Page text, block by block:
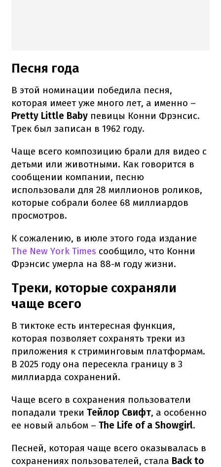
Песня года
В этой номинации победила песня,
которая имеет уже много лет, а именно –
Pretty Little Baby певицы Конни Фрэнсис.
Трек был записан в 1962 году.
Чаще всего композицию брали для видео с
детьми или животными. Как говорится в
сообщении компании, песню
использовали для 28 миллионов роликов,
которые собрали более 68 миллиардов
просмотров.
К сожалению, в июле этого года издание
The New York Times сообщило, что Конни
Фрэнсис умерла на 88-м году жизни.
Треки, которые сохраняли
чаще всего
В тиктоке есть интересная функция,
которая позволяет сохранять треки из
приложения к стриминговым платформам.
В 2025 году она пересекла границу в 3
миллиарда сохранений.
Чаще всего в сохранения пользователи
попадали треки Тейлор Свифт, а особенно
ее новый альбом – The Life of a Showgirl.
Песней, которая чаще всего оказывалась в
сохранениях пользователей, стала Back to